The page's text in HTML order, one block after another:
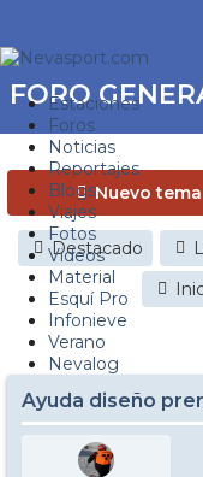
Estaciones
Foros
Noticias
Reportajes
Blogs
Viajes
Fotos
Videos
Material
Esquí Pro
Infonieve
Verano
Nevalog
FORO
Nuevo tema
Destacado
Ayuda diseño